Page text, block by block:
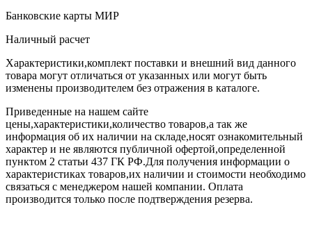
Банковские карты МИР
Наличный расчет
Характеристики,комплект поставки и внешний вид данного
товара могут отличаться от указанных или могут быть
изменены производителем без отражения в каталоге.
Приведенные на нашем сайте
цены,характеристики,количество товаров,а так же
информация об их наличии на складе,носят ознакомительный
характер и не являются публичной офертой,определенной
пунктом 2 статьи 437 ГК РФ.Для получения информации о
характеристиках товаров,их наличии и стоимости необходимо
связаться с менеджером нашей компании. Оплата
производится только после подтверждения резерва.